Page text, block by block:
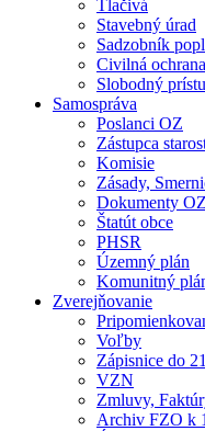
Tlačivá
Stavebný úrad
Sadzobník
Civilná ochrana
Slobodný
Samospráva
Poslanci OZ
Zástupca
Komisie
Zásady,
Dokumenty OZ
Štatút obce
PHSR
Územný plán
Komunitný
Zverejňovanie
Voľby
Zápisnice do
VZN
Zmluvy,
Archiv FZO k